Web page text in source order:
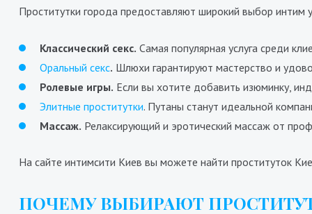
Стелла
5800₴ 11600₴
Деснянский
Дворец Украина
Проститутки города предоставляют широкий выбор интим
Классический секс. Самая популярная услуга среди
Оральный секс. Шлюхи гарантируют мастерство и
Ролевые игры. Если вы хотите добавить изюминку,
Элитные проститутки. Путаны станут идеальной
Массаж. Релаксирующий и эротический массаж от
На сайте интимсити Киев вы можете найти проституток
ПОЧЕМУ ВЫБИРАЮТ